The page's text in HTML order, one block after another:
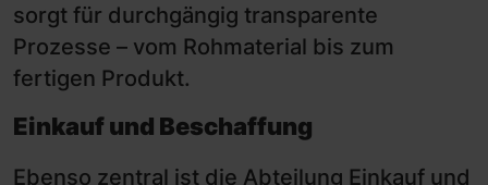
sorgt für durchgängig transparente
Prozesse – vom Rohmaterial bis zum
fertigen Produkt.
Einkauf und Beschaffung
Ebenso zentral ist die Abteilung Einkauf und